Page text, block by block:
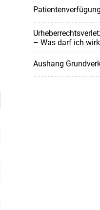
– Was darf ich
Aushang